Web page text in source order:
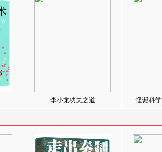
李小龙功夫之道 怪诞科